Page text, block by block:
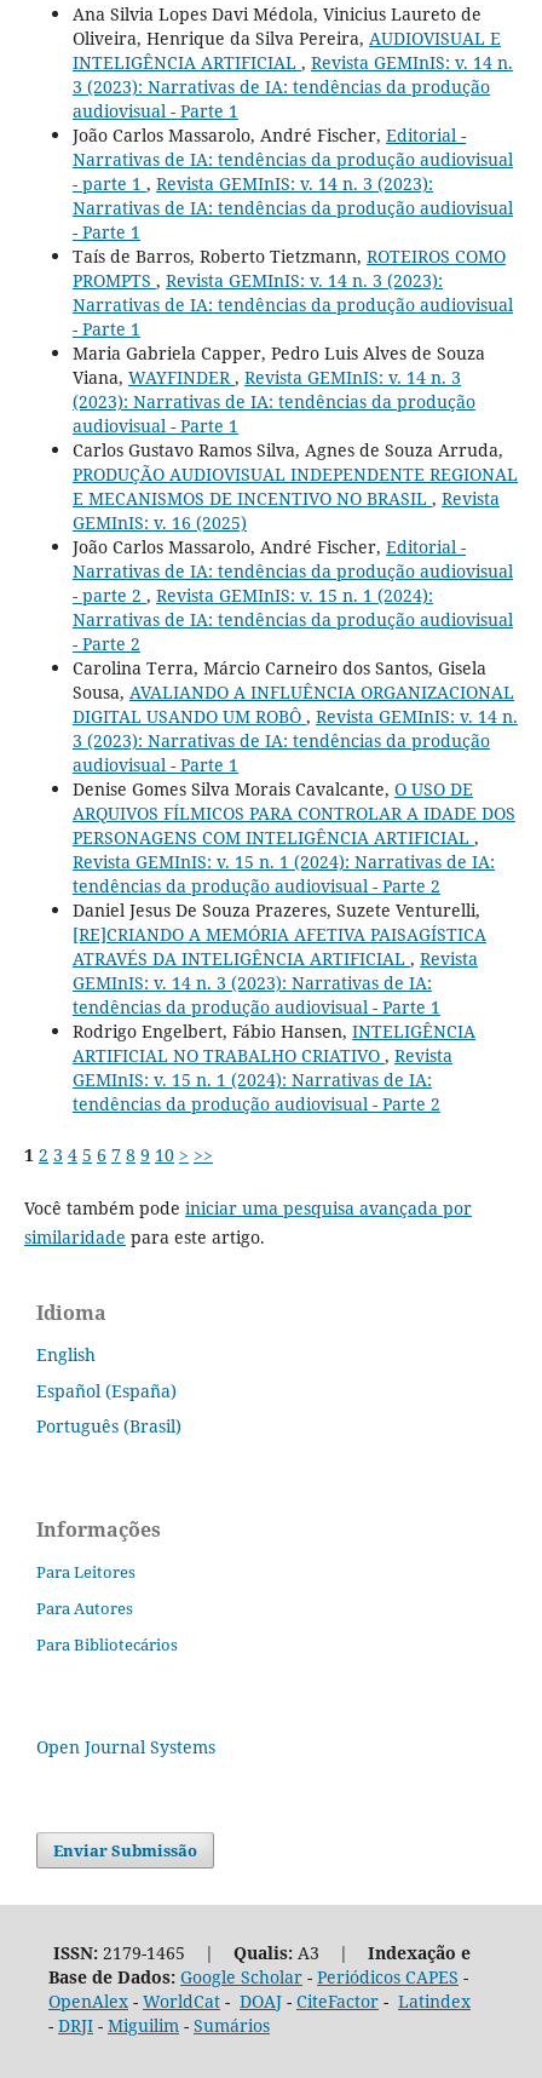
Ana Silvia Lopes Davi Médola, Vinicius Laureto de
Oliveira, Henrique da Silva Pereira, AUDIOVISUAL E
INTELIGÊNCIA ARTIFICIAL , Revista GEMInIS: v. 14 n.
3 (2023): Narrativas de IA: tendências da produção
audiovisual - Parte 1
João Carlos Massarolo, André Fischer, Editorial -
Narrativas de IA: tendências da produção audiovisual
- parte 1 , Revista GEMInIS: v. 14 n. 3 (2023):
Narrativas de IA: tendências da produção audiovisual
- Parte 1
Taís de Barros, Roberto Tietzmann, ROTEIROS COMO
PROMPTS , Revista GEMInIS: v. 14 n. 3 (2023):
Narrativas de IA: tendências da produção audiovisual
- Parte 1
Maria Gabriela Capper, Pedro Luis Alves de Souza
Viana, WAYFINDER , Revista GEMInIS: v. 14 n. 3
(2023): Narrativas de IA: tendências da produção
audiovisual - Parte 1
Carlos Gustavo Ramos Silva, Agnes de Souza Arruda,
PRODUÇÃO AUDIOVISUAL INDEPENDENTE REGIONAL
E MECANISMOS DE INCENTIVO NO BRASIL , Revista
GEMInIS: v. 16 (2025)
João Carlos Massarolo, André Fischer, Editorial -
Narrativas de IA: tendências da produção audiovisual
- parte 2 , Revista GEMInIS: v. 15 n. 1 (2024):
Narrativas de IA: tendências da produção audiovisual
- Parte 2
Carolina Terra, Márcio Carneiro dos Santos, Gisela
Sousa, AVALIANDO A INFLUÊNCIA ORGANIZACIONAL
DIGITAL USANDO UM ROBÔ , Revista GEMInIS: v. 14 n.
3 (2023): Narrativas de IA: tendências da produção
audiovisual - Parte 1
Denise Gomes Silva Morais Cavalcante, O USO DE
ARQUIVOS FÍLMICOS PARA CONTROLAR A IDADE DOS
PERSONAGENS COM INTELIGÊNCIA ARTIFICIAL ,
Revista GEMInIS: v. 15 n. 1 (2024): Narrativas de IA:
tendências da produção audiovisual - Parte 2
Daniel Jesus De Souza Prazeres, Suzete Venturelli,
[RE]CRIANDO A MEMÓRIA AFETIVA PAISAGÍSTICA
ATRAVÉS DA INTELIGÊNCIA ARTIFICIAL , Revista
GEMInIS: v. 14 n. 3 (2023): Narrativas de IA:
tendências da produção audiovisual - Parte 1
Rodrigo Engelbert, Fábio Hansen, INTELIGÊNCIA
ARTIFICIAL NO TRABALHO CRIATIVO , Revista
GEMInIS: v. 15 n. 1 (2024): Narrativas de IA:
tendências da produção audiovisual - Parte 2
1 2 3 4 5 6 7 8 9 10 > >>
Você também pode iniciar uma pesquisa avançada por
similaridade para este artigo.
Idioma
English
Español (España)
Português (Brasil)
Informações
Para Leitores
Para Autores
Para Bibliotecários
Open Journal Systems
Enviar Submissão
ISSN:2179-1465 | Qualis:A3 | Indexação e
Base de Dados: Google Scholar- Periódicos CAPES -
OpenAlex- WorldCat- DOAJ- CiteFactor- Latindex
- DRJI- Miguilim- Sumários